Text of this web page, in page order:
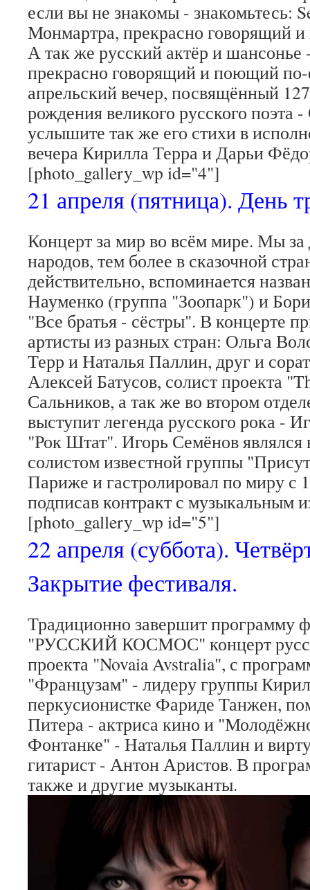
если вы не знакомы - знакомьтесь:
Монмартра, прекрасно говорящий
А так же русский актёр и
прекрасно говорящий и поющий
апрельский вечер, посвящённый
рождения великого русского поэта
услышите так же его стихи в
вечера Кирилла Терра и Дарьи
[photo_gallery_wp id="4"]
21 апреля (пятница). День
Концерт за мир во всём мире. Мы за
народов, тем более в сказочной
действительно, вспоминается
Науменко (группа "Зоопарк") и
"Все братья - сёстры". В концерте
артисты из разных стран: Ольга
Терр и Наталья Паллин, друг и
Алексей Батусов, солист проекта
Сальников, а так же во втором
выступит легенда русского рока -
"Рок Штат". Игорь Семёнов являлся
солистом известной группы
Париже и гастролировал по миру с
подписав контракт с музыкальным
[photo_gallery_wp id="5"]
22 апреля (суббота).
Закрытие фестиваля.
Традиционно завершит программу
"РУССКИЙ КОСМОС" концерт
проекта "Novaia Avstralia", с
"Французам" - лидеру группы
перкусионистке Фариде Танжен,
Питера - актриса кино и
Фонтанке" - Наталья Паллин и
гитарист - Антон Аристов. В
также и другие музыканты.